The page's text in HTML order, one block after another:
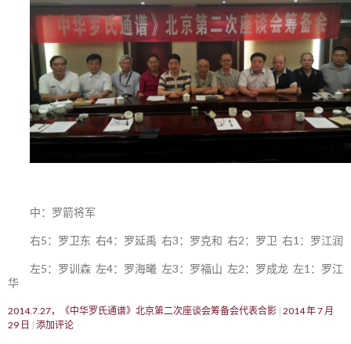
中：罗箭将军
右5：罗卫东 右4：罗延禹 右3：罗克和 右2：罗卫 右1：罗江润
左5：罗训森 左4：罗海曦 左3：罗福山 左2：罗成龙 左1：罗江
华
2014.7.27，《中华罗氏通谱》北京第二次座谈会筹备会代表合影 2014 年 7 月
29 日
添加评论